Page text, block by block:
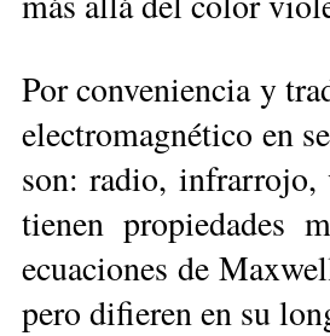
Por conveniencia y
electromagnético en
son: radio, infrarrojo,
tienen propiedades
ecuaciones de
pero difieren en su